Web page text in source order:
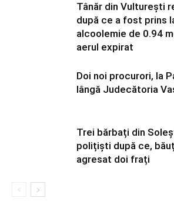
Tânăr din Vulturești
după ce a fost prins
alcoolemie de 0.94
aerul expirat
Doi noi procurori, la
lângă Judecătoria
Trei bărbați din
polițiști după ce,
agresat doi frați